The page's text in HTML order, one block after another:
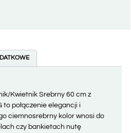
Kwietnik Srebrny 60 cm z
to połączenie elegancji i
ciemnosrebrny kolor wnosi do
czy bankietach nutę